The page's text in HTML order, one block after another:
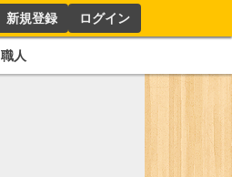
新規登録 ログイン
職人